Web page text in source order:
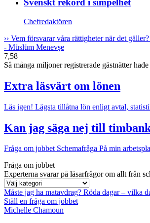
Svenskt rekord i simpelhet
Chefredaktören
›› Vem försvarar våra rättigheter när det gäller?
- Müslüm Menevşe
7,58
Så många miljoner registrerade gästnätter
Extra läsvärt om lönen
Läs igen! Lägsta tillåtna lön enligt avtal,
Kan jag säga nej till
Fråga om jobbetSchemafråga På min
Fråga om jobbet
Experterna svarar på läsarfrågor om allt från
Måste jag ha matavdrag? Röda dagar – vilka
Ställ en fråga om jobbet
Michelle Chamoun